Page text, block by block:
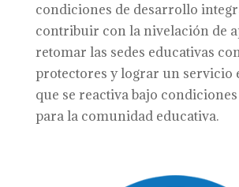
condiciones de desarrollo
contribuir con la nivelación de
retomar las sedes educativas
protectores y lograr un servicio
que se reactiva bajo
para la comunidad educativa.